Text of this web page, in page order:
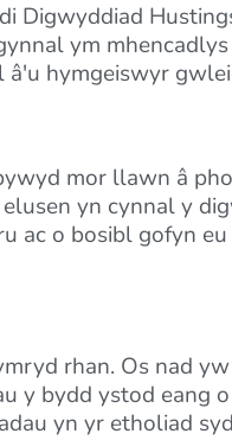
Digwyddiad
ym
hymgeiswyr
mor llawn â
yn cynnal y
ac o bosibl gofyn
rhan. Os nad
y bydd ystod eang
yn yr etholiad